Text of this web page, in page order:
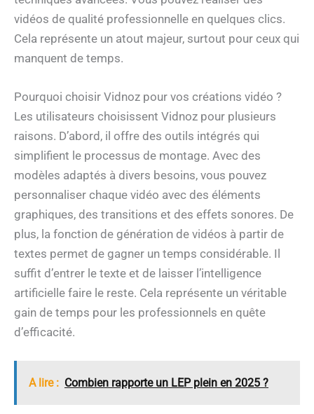
vidéos de qualité professionnelle en quelques clics.
Cela représente un atout majeur, surtout pour ceux qui
manquent de temps.
Pourquoi choisir Vidnoz pour vos créations vidéo ?
Les utilisateurs choisissent Vidnoz pour plusieurs
raisons. D’abord, il offre des outils intégrés qui
simplifient le processus de montage. Avec des
modèles adaptés à divers besoins, vous pouvez
personnaliser chaque vidéo avec des éléments
graphiques, des transitions et des effets sonores. De
plus, la fonction de génération de vidéos à partir de
textes permet de gagner un temps considérable. Il
suffit d’entrer le texte et de laisser l’intelligence
artificielle faire le reste. Cela représente un véritable
gain de temps pour les professionnels en quête
d’efficacité.
A lire : Combien rapporte un LEP plein en 2025 ?